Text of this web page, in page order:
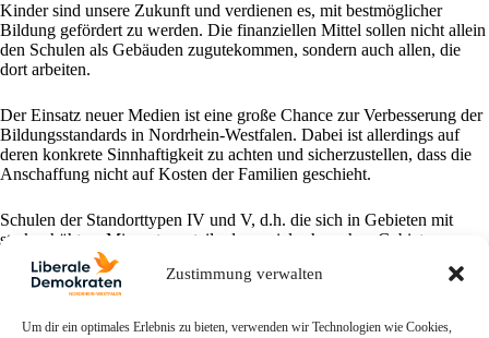
Zustimmung verwalten
Um dir ein optimales Erlebnis zu bieten, verwenden wir Technologien wie Cookies,
Kinder sind unsere Zukunft und verdienen es, mit bestmöglicher
Bildung gefördert zu werden. Die finanziellen Mittel sollen nicht allein
den Schulen als Gebäuden zugutekommen, sondern auch allen, die
dort arbeiten.
Der Einsatz neuer Medien ist eine große Chance zur Verbesserung der
Bildungsstandards in Nordrhein-Westfalen. Dabei ist allerdings auf
deren konkrete Sinnhaftigkeit zu achten und sicherzustellen, dass die
Anschaffung nicht auf Kosten der Familien geschieht.
Schulen der Standorttypen IV und V, d.h. die sich in Gebieten mit
stark erhöhtem Migrantenanteil oder sozial schwachen Gebieten
befinden, sollen eine gesonderte Unterstützung erfahren, um eine
bessere Förderung und Integration ihrer Schüler zu ermöglichen.